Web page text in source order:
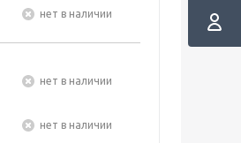
Нет в наличии
Нет в наличии
Нет в наличии